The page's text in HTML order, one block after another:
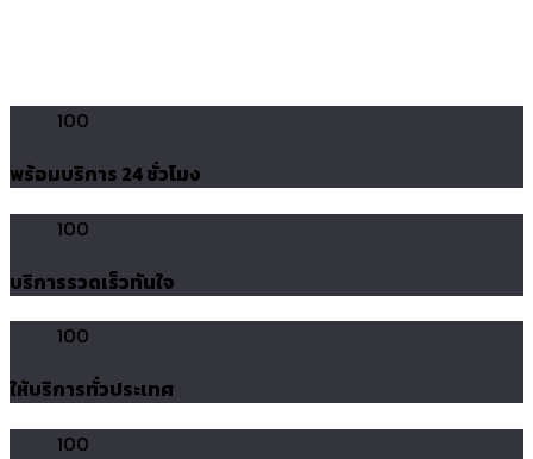
100
พร้อมบริการ 24 ชั่วโมง
100
บริการรวดเร็วทันใจ
100
ให้บริการทั่วประเทศ
100